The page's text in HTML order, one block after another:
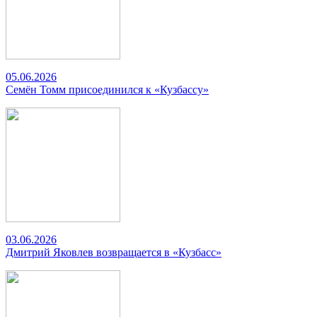
05.06.2026
Семён Томм присоединился к «Кузбассу»
03.06.2026
Дмитрий Яковлев возвращается в «Кузбасс»